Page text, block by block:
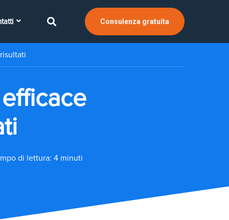
Consulenza gratuita
di lettura: 4 minuti